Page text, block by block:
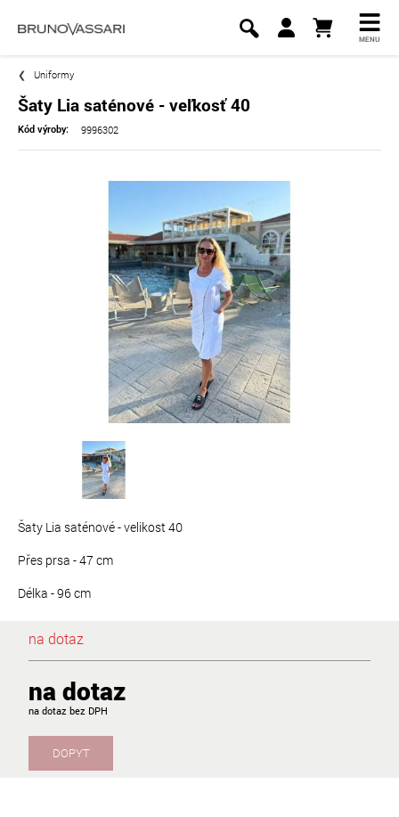
MENU
Uniformy
Šaty Lia saténové - veľkosť 40
Kód výroby: 9996302
Šaty Lia saténové - velikost 40
Přes prsa - 47 cm
Délka - 96 cm
na dotaz
na dotaz
na dotaz
DOPYT